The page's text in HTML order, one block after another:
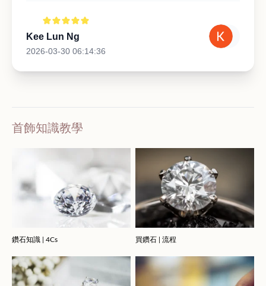
Kee Lun Ng
2026-03-30 06:14:36
首飾知識教學
鑽石知識 | 4Cs 買鑽石 | 流程